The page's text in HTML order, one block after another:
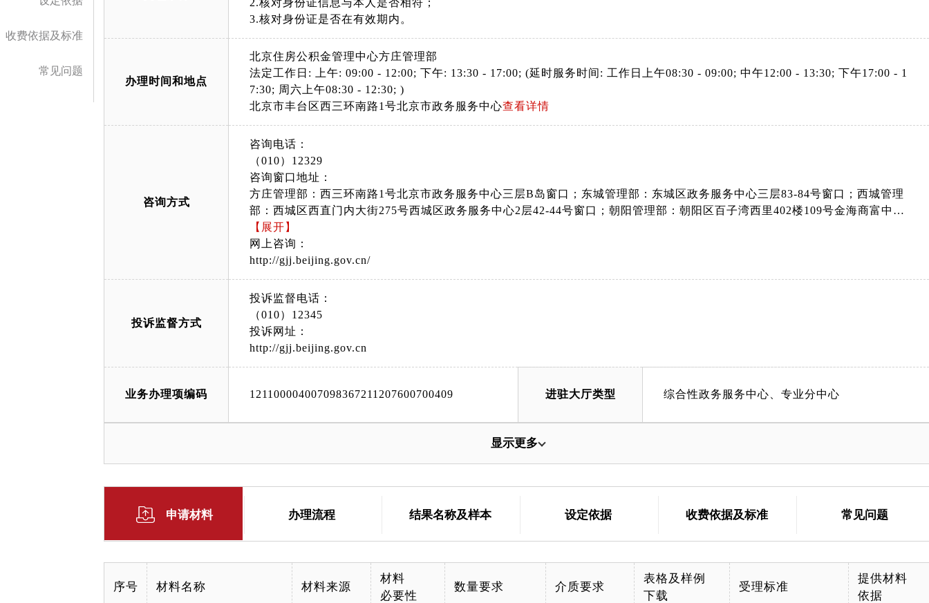
收费依据及标准
常见问题
2.核对身份证信息与本人是否相符；
3.核对身份证是否在有效期内。
办理时间和地点
北京住房公积金管理中心方庄管理部
法定工作日: 上午: 09:00 - 12:00; 下午: 13:30 - 17:00; (延时服务时间: 工作日上午08:30 - 09:00; 中午12:00 - 13:30; 下午17:00 - 1
7:30; 周六上午08:30 - 12:30; )
北京市丰台区西三环南路1号北京市政务服务中心查看详情
咨询方式
咨询电话：
（010）12329
咨询窗口地址：
方庄管理部：西三环南路1号北京市政务服务中心三层B岛窗口；东城管理部：东城区政务服务中心三层83-84号窗口；西城管理
部：西城区西直门内大街275号西城区政务服务中心2层42-44号窗口；朝阳管理部：朝阳区百子湾西里402楼109号金海商富中心
写字楼咨询台；海淀管理部：海淀区学院南路62号中关村资本大厦3层咨询台；中关村管理部：海淀区中关村南大街6号中电信息
大厦西门二层咨询台；丰台管理部：丰台区南苑路7号五层公积金专区咨询台；石景山管理部：石景山区京原西街6号院1号楼
（政务服务中心2层）咨询台；房山管理部：房山区良乡吴店西里9号楼咨询台；通州管理部：通州区吉祥园20号楼北侧咨询台；
顺义管理部：顺义区复兴东街3号院南楼三层公积金专区咨询台；昌平管理部：昌平府学路15号咨询台（昌平东关图书馆对
面）；大兴管理部：大兴区永华南里艺苑桐城9号行政办公楼二层咨询台；怀柔管理部：北京市怀柔区金台园2号一层(怀柔区不
动产大厅北侧)咨询台；平谷管理部：平谷区建设西街17号院3号楼咨询台；密云管理部：密云区东源路31号咨询台；延庆管理
部：延庆区恒安小区28号楼20号底商咨询台。（银行业务网点地址查询网址：http://gjj.beijing.gov.cn/web/zwfw5/ywwdfw/17356
55/index.html）
【展开】
网上咨询：
http://gjj.beijing.gov.cn/
投诉监督方式
投诉监督电话：
（010）12345
投诉网址：
http://gjj.beijing.gov.cn
业务办理项编码 121100004007098367211207600700409 进驻大厅类型 综合性政务服务中心、专业分中心
显示更多
申请材料 办理流程 结果名称及样本 设定依据 收费依据及标准 常见问题
序号 材料名称 材料来源
材料
必要性
数量要求 介质要求
表格及样例
下载
受理标准
提供材料
依据